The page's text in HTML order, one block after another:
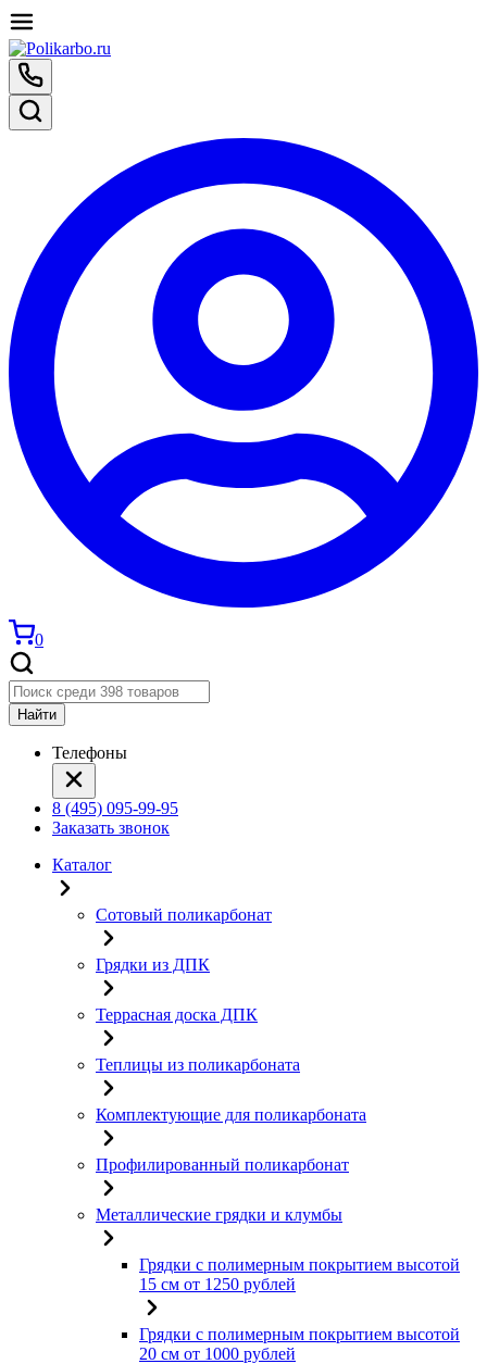
0
Найти
Телефоны
8 (495) 095-99-95
Заказать звонок
Каталог
Сотовый поликарбонат
Грядки из ДПК
Террасная доска ДПК
Теплицы из поликарбоната
Комплектующие для поликарбоната
Профилированный поликарбонат
Металлические грядки и клумбы
Грядки с полимерным покрытием высотой
15 см от 1250 рублей
Грядки с полимерным покрытием высотой
20 см от 1000 рублей